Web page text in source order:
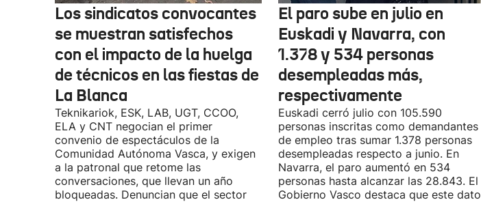
Los sindicatos convocantes
se muestran satisfechos
con el impacto de la huelga
de técnicos en las fiestas de
La Blanca
Teknikariok, ESK, LAB, UGT, CCOO,
ELA y CNT negocian el primer
convenio de espectáculos de la
Comunidad Autónoma Vasca, y exigen
a la patronal que retome las
conversaciones, que llevan un año
bloqueadas. Denuncian que el sector
El paro sube en julio en
Euskadi y Navarra, con
1.378 y 534 personas
desempleadas más,
respectivamente
Euskadi cerró julio con 105.590
personas inscritas como demandantes
de empleo tras sumar 1.378 personas
desempleadas respecto a junio. En
Navarra, el paro aumentó en 534
personas hasta alcanzar las 28.843. El
Gobierno Vasco destaca que este dato